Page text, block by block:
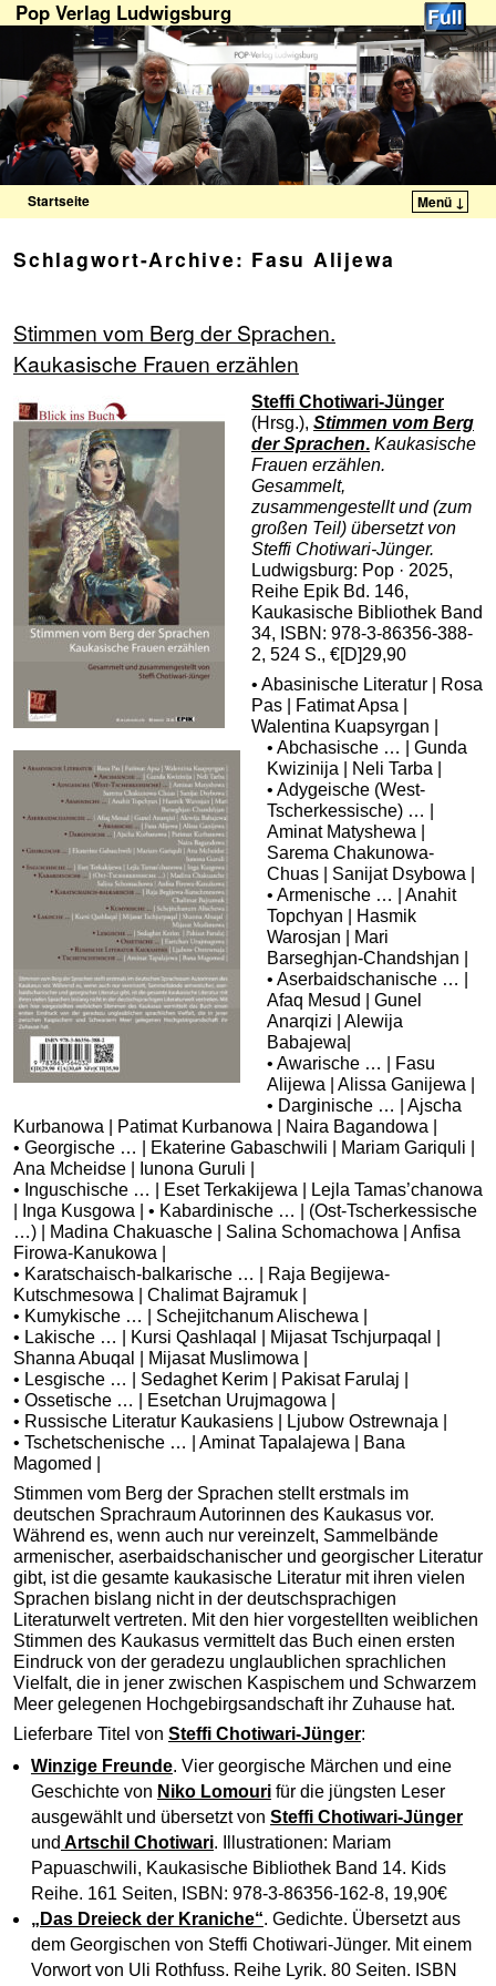
Pop Verlag Ludwigsburg
Startseite Menü ↓
Schlagwort-Archive: Fasu Alijewa
Stimmen vom Berg der Sprachen.
Kaukasische Frauen erzählen
Steffi Chotiwari-Jünger
(Hrsg.), Stimmen vom Berg
der Sprachen. Kaukasische
Frauen erzählen.
Gesammelt,
zusammengestellt und (zum
großen Teil) übersetzt von
Steffi Chotiwari-Jünger.
Ludwigsburg: Pop · 2025,
Reihe Epik Bd. 146,
Kaukasische Bibliothek Band
34, ISBN: 978-3-86356-388-
2, 524 S., €[D]29,90
• Abasinische Literatur | Rosa
Pas | Fatimat Apsa |
Walentina Kuapsyrgan |
• Abchasische … | Gunda
Kwizinija | Neli Tarba |
• Adygeische (West-
Tscherkessische) … |
Aminat Matyshewa |
Sarema Chakunowa-
Chuas | Sanijat Dsybowa |
• Armenische … | Anahit
Topchyan | Hasmik
Warosjan | Mari
Barseghjan-Chandshjan |
• Aserbaidschanische … |
Afaq Mesud | Gunel
Anarqizi | Alewija
Babajewa|
• Awarische … | Fasu
Alijewa | Alissa Ganijewa |
• Darginische … | Ajscha
Kurbanowa | Patimat Kurbanowa | Naira Bagandowa |
• Georgische … | Ekaterine Gabaschwili | Mariam Gariquli |
Ana Mcheidse | Iunona Guruli |
• Inguschische … | Eset Terkakijewa | Lejla Tamas’chanowa
| Inga Kusgowa | • Kabardinische … | (Ost-Tscherkessische
…) | Madina Chakuasche | Salina Schomachowa | Anfisa
Firowa-Kanukowa |
• Karatschaisch-balkarische … | Raja Begijewa-
Kutschmesowa | Chalimat Bajramuk |
• Kumykische … | Schejitchanum Alischewa |
• Lakische … | Kursi Qashlaqal | Mijasat Tschjurpaqal |
Shanna Abuqal | Mijasat Muslimowa |
• Lesgische … | Sedaghet Kerim | Pakisat Farulaj |
• Ossetische … | Esetchan Urujmagowa |
• Russische Literatur Kaukasiens | Ljubow Ostrewnaja |
• Tschetschenische … | Aminat Tapalajewa | Bana
Magomed |
Stimmen vom Berg der Sprachen stellt erstmals im
deutschen Sprachraum Autorinnen des Kaukasus vor.
Während es, wenn auch nur vereinzelt, Sammelbände
armenischer, aserbaidschanischer und georgischer Literatur
gibt, ist die gesamte kaukasische Literatur mit ihren vielen
Sprachen bislang nicht in der deutschsprachigen
Literaturwelt vertreten. Mit den hier vorgestellten weiblichen
Stimmen des Kaukasus vermittelt das Buch einen ersten
Eindruck von der geradezu unglaublichen sprachlichen
Vielfalt, die in jener zwischen Kaspischem und Schwarzem
Meer gelegenen Hochgebirgsandschaft ihr Zuhause hat.
Lieferbare Titel von Steffi Chotiwari-Jünger:
Winzige Freunde. Vier georgische Märchen und eine
Geschichte von Niko Lomourifür die jüngsten Leser
ausgewählt und übersetzt von Steffi Chotiwari-Jünger
und Artschil Chotiwari. Illustrationen: Mariam
Papuaschwili, Kaukasische Bibliothek Band 14. Kids
Reihe. 161 Seiten, ISBN: 978-3-86356-162-8, 19,90€
„Das Dreieck der Kraniche“. Gedichte. Übersetzt aus
dem Georgischen von Steffi Chotiwari-Jünger. Mit einem
Vorwort von Uli Rothfuss. Reihe Lyrik. 80 Seiten. ISBN